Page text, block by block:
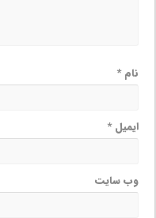
نام*
ایمیل*
وب‌ سایت